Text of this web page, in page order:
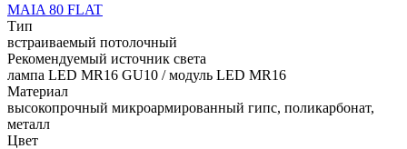
MAIA 80 FLAT
Тип
встраиваемый потолочный
Рекомендуемый источник света
лампа LED MR16 GU10 / модуль LED MR16
Материал
высокопрочный микроармированный гипс, поликарбонат,
металл
Цвет